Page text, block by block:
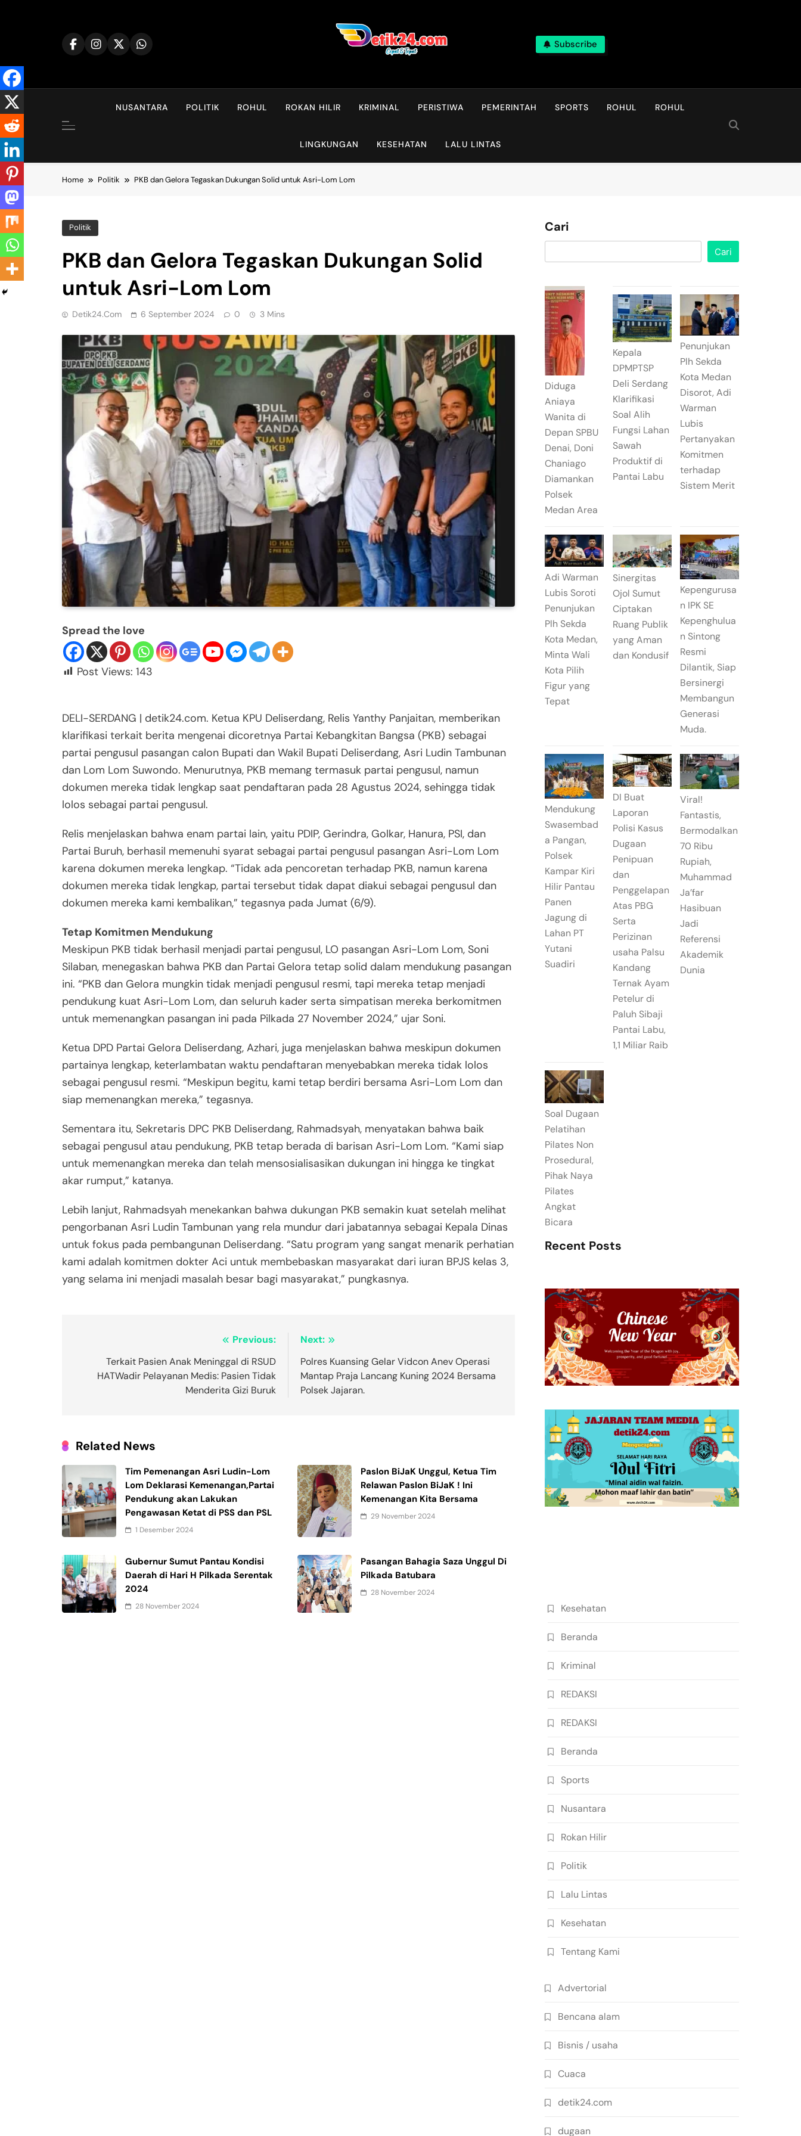
Subscribe
NUSANTARA POLITIK ROHUL ROKAN HILIR KRIMINAL PERISTIWA PEMERINTAH SPORTS ROHUL ROHUL
LINGKUNGAN KESEHATAN LALU LINTAS
Home Politik PKB dan Gelora Tegaskan Dukungan Solid untuk Asri-Lom Lom
Politik
PKB dan Gelora Tegaskan Dukungan Solid
untuk Asri-Lom Lom
Detik24.com 6 September 2024 0 3 Mins
Spread the love
Post Views: 143
DELI-SERDANG | detik24.com. Ketua KPU Deliserdang, Relis Yanthy Panjaitan, memberikan
klarifikasi terkait berita mengenai dicoretnya Partai Kebangkitan Bangsa (PKB) sebagai
partai pengusul pasangan calon Bupati dan Wakil Bupati Deliserdang, Asri Ludin Tambunan
dan Lom Lom Suwondo. Menurutnya, PKB memang termasuk partai pengusul, namun
dokumen mereka tidak lengkap saat pendaftaran pada 28 Agustus 2024, sehingga tidak
lolos sebagai partai pengusul.
Relis menjelaskan bahwa enam partai lain, yaitu PDIP, Gerindra, Golkar, Hanura, PSI, dan
Partai Buruh, berhasil memenuhi syarat sebagai partai pengusul pasangan Asri-Lom Lom
karena dokumen mereka lengkap. “Tidak ada pencoretan terhadap PKB, namun karena
dokumen mereka tidak lengkap, partai tersebut tidak dapat diakui sebagai pengusul dan
dokumen mereka kami kembalikan,” tegasnya pada Jumat (6/9).
Tetap Komitmen Mendukung
Meskipun PKB tidak berhasil menjadi partai pengusul, LO pasangan Asri-Lom Lom, Soni
Silaban, menegaskan bahwa PKB dan Partai Gelora tetap solid dalam mendukung pasangan
ini. “PKB dan Gelora mungkin tidak menjadi pengusul resmi, tapi mereka tetap menjadi
pendukung kuat Asri-Lom Lom, dan seluruh kader serta simpatisan mereka berkomitmen
untuk memenangkan pasangan ini pada Pilkada 27 November 2024,” ujar Soni.
Ketua DPD Partai Gelora Deliserdang, Azhari, juga menjelaskan bahwa meskipun dokumen
partainya lengkap, keterlambatan waktu pendaftaran menyebabkan mereka tidak lolos
sebagai pengusul resmi. “Meskipun begitu, kami tetap berdiri bersama Asri-Lom Lom dan
siap memenangkan mereka,” tegasnya.
Sementara itu, Sekretaris DPC PKB Deliserdang, Rahmadsyah, menyatakan bahwa baik
sebagai pengusul atau pendukung, PKB tetap berada di barisan Asri-Lom Lom. “Kami siap
untuk memenangkan mereka dan telah mensosialisasikan dukungan ini hingga ke tingkat
akar rumput,” katanya.
Lebih lanjut, Rahmadsyah menekankan bahwa dukungan PKB semakin kuat setelah melihat
pengorbanan Asri Ludin Tambunan yang rela mundur dari jabatannya sebagai Kepala Dinas
untuk fokus pada pembangunan Deliserdang. “Satu program yang sangat menarik perhatian
kami adalah komitmen dokter Aci untuk membebaskan masyarakat dari iuran BPJS kelas 3,
yang selama ini menjadi masalah besar bagi masyarakat,” pungkasnya.
Previous:
Terkait Pasien Anak Meninggal di RSUD
HATWadir Pelayanan Medis: Pasien Tidak
Menderita Gizi Buruk
Next:
Polres Kuansing Gelar Vidcon Anev Operasi
Mantap Praja Lancang Kuning 2024 Bersama
Polsek Jajaran.
Related News
Tim Pemenangan Asri Ludin-Lom
Lom Deklarasi Kemenangan,Partai
Pendukung akan Lakukan
Pengawasan Ketat di PSS dan PSL
1 Desember 2024
Paslon BiJaK Unggul, Ketua Tim
Relawan Paslon BiJaK ! Ini
Kemenangan Kita Bersama
29 November 2024
Gubernur Sumut Pantau Kondisi
Daerah di Hari H Pilkada Serentak
2024
28 November 2024
Pasangan Bahagia Saza Unggul Di
Pilkada Batubara
28 November 2024
Cari
Cari
Diduga
Aniaya
Wanita di
Depan SPBU
Denai, Doni
Chaniago
Diamankan
Polsek
Medan Area
Kepala
DPMPTSP
Deli Serdang
Klarifikasi
Soal Alih
Fungsi Lahan
Sawah
Produktif di
Pantai Labu
Penunjukan
Plh Sekda
Kota Medan
Disorot, Adi
Warman
Lubis
Pertanyakan
Komitmen
terhadap
Sistem Merit
Adi Warman
Lubis Soroti
Penunjukan
Plh Sekda
Kota Medan,
Minta Wali
Kota Pilih
Figur yang
Tepat
Sinergitas
Ojol Sumut
Ciptakan
Ruang Publik
yang Aman
dan Kondusif
Kepengurusa
n IPK SE
Kepenghulua
n Sintong
Resmi
Dilantik, Siap
Bersinergi
Membangun
Generasi
Muda.
Mendukung
Swasembad
a Pangan,
Polsek
Kampar Kiri
Hilir Pantau
Panen
Jagung di
Lahan PT
Yutani
Suadiri
DI Buat
Laporan
Polisi Kasus
Dugaan
Penipuan
dan
Penggelapan
Atas PBG
Serta
Perizinan
usaha Palsu
Kandang
Ternak Ayam
Petelur di
Paluh Sibaji
Pantai Labu,
1,1 Miliar Raib
Viral!
Fantastis,
Bermodalkan
70 Ribu
Rupiah,
Muhammad
Ja’far
Hasibuan
Jadi
Referensi
Akademik
Dunia
Soal Dugaan
Pelatihan
Pilates Non
Prosedural,
Pihak Naya
Pilates
Angkat
Bicara
Recent Posts
Kesehatan
Beranda
Kriminal
REDAKSI
REDAKSI
Beranda
Sports
Nusantara
Rokan Hilir
Politik
Lalu Lintas
Kesehatan
Tentang Kami
Advertorial
Bencana alam
Bisnis / usaha
Cuaca
detik24.com
dugaan